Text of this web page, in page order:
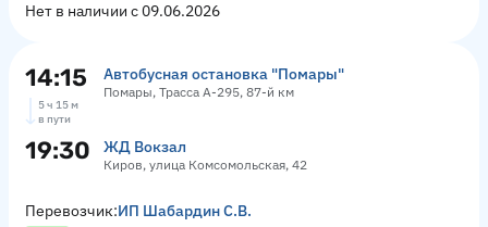
Нет в наличии с 09.06.2026
14:15 Автобусная остановка "Помары"
Помары, Трасса А-295, 87-й км
5 ч 15 м
в пути
19:30 ЖД Вокзал
Киров, улица Комсомольская, 42
Перевозчик:ИП Шабардин С.В.